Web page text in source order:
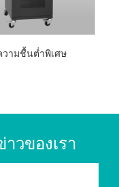
วามชื้นต่ำพิเศษ
วของเรา